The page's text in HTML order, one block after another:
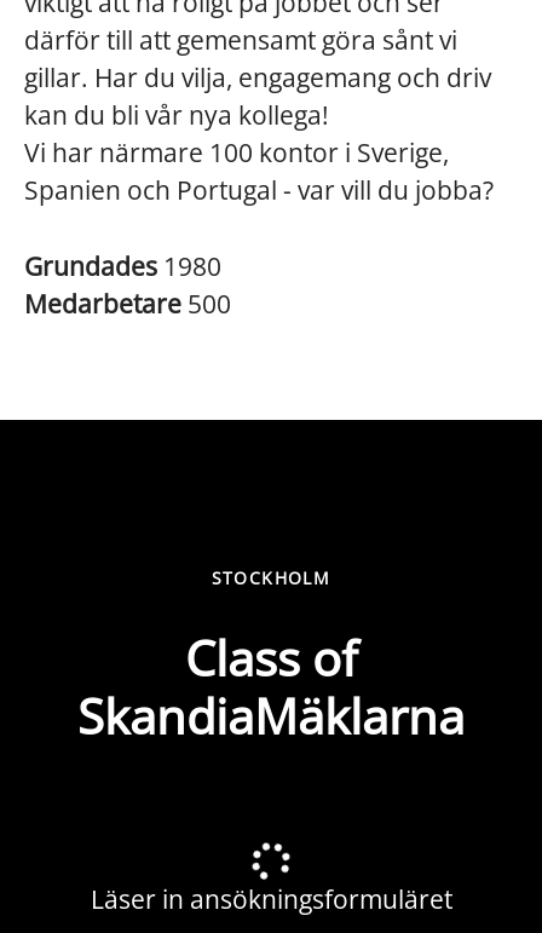
därför till att gemensamt göra sånt vi
gillar. Har du vilja, engagemang och driv
kan du bli vår nya kollega!
Vi har närmare 100 kontor i Sverige,
Spanien och Portugal - var vill du jobba?
Grundades 1980
Medarbetare 500
STOCKHOLM
Class of
SkandiaMäklarna
Läser in ansökningsformuläret